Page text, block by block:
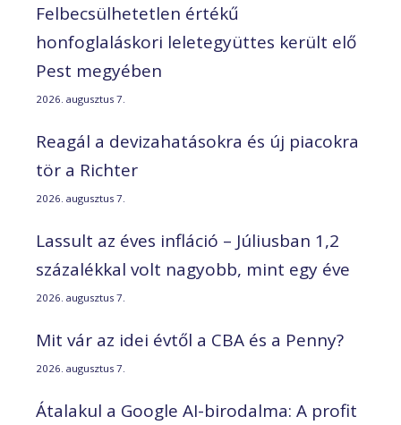
Felbecsülhetetlen értékű
honfoglaláskori leletegyüttes került elő
Pest megyében
2026. augusztus 7.
Reagál a devizahatásokra és új piacokra
tör a Richter
2026. augusztus 7.
Lassult az éves infláció – Júliusban 1,2
százalékkal volt nagyobb, mint egy éve
2026. augusztus 7.
Mit vár az idei évtől a CBA és a Penny?
2026. augusztus 7.
Átalakul a Google AI-birodalma: A profit